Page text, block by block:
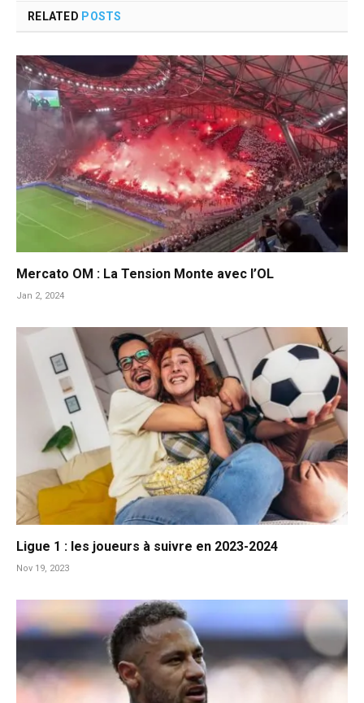
RELATED POSTS
Mercato OM : La Tension Monte avec l’OL
Jan 2, 2024
Ligue 1 : les joueurs à suivre en 2023-2024
Nov 19, 2023